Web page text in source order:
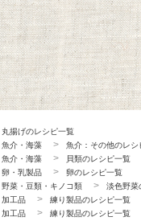
丸揚げのレシピ一覧
魚介・海藻
魚介：その他のレシ
魚介・海藻
貝類のレシピ一覧
卵・乳製品
卵のレシピ一覧
野菜・豆類・キノコ類
淡色野菜
加工品
練り製品のレシピ一覧
加工品 練り製品のレシピ一覧